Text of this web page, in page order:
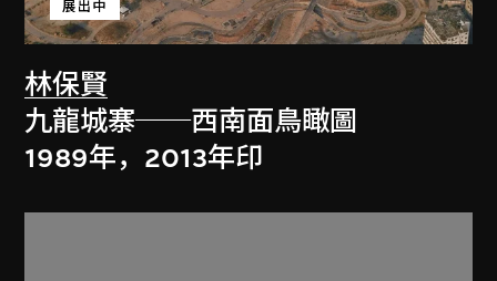
林保賢
展出中
九龍城寨──西南面鳥瞰圖
1989年，2013年印